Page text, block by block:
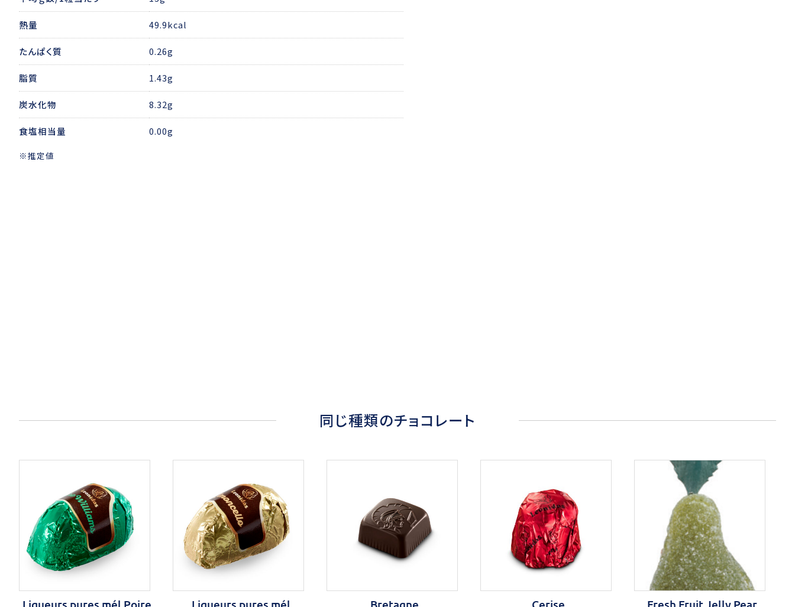
熱量 49.9kcal
たんぱく質 0.26g
脂質 1.43g
炭水化物 8.32g
食塩相当量 0.00g
※推定値
同じ種類のチョコレート